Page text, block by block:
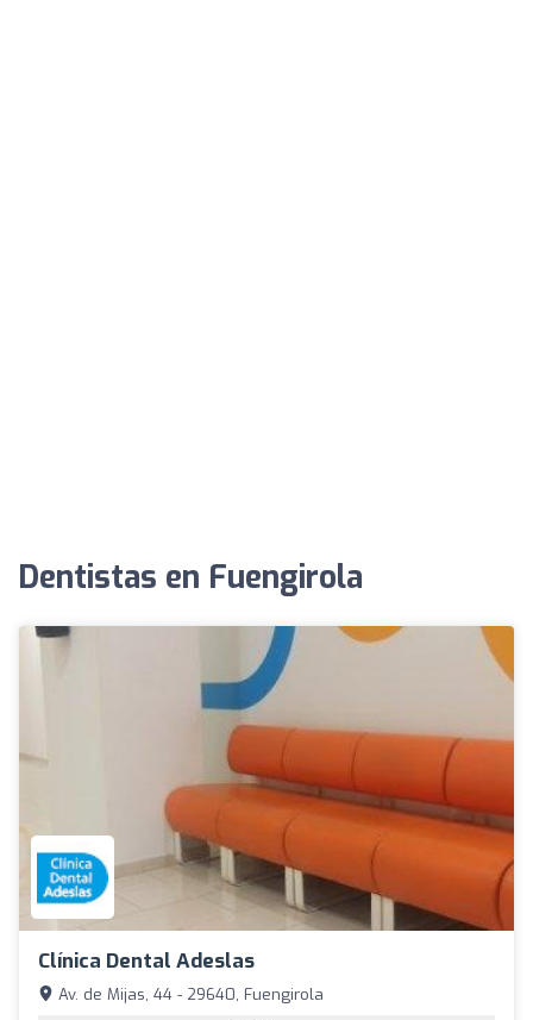
Dentistas en Fuengirola
Clínica Dental Adeslas
Av. de Mijas, 44 - 29640, Fuengirola